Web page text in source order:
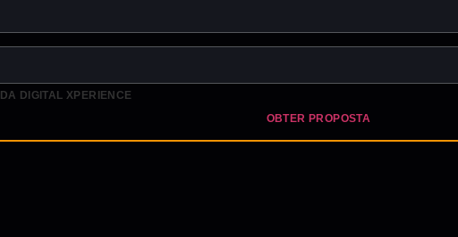
DA DIGITAL XPERIENCE
OBTER PROPOSTA